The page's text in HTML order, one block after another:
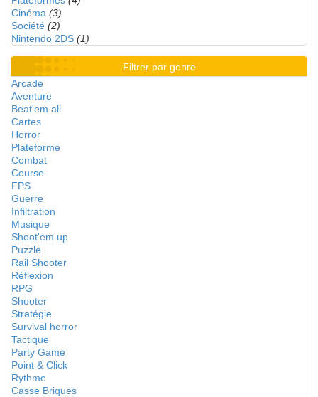
Cinéma (3)
Société (2)
Nintendo 2DS (1)
Filtrer par genre
Arcade
Aventure
Beat'em all
Cartes
Horror
Plateforme
Combat
Course
FPS
Guerre
Infiltration
Musique
Shoot'em up
Puzzle
Rail Shooter
Réflexion
RPG
Shooter
Stratégie
Survival horror
Tactique
Party Game
Point & Click
Rythme
Casse Briques